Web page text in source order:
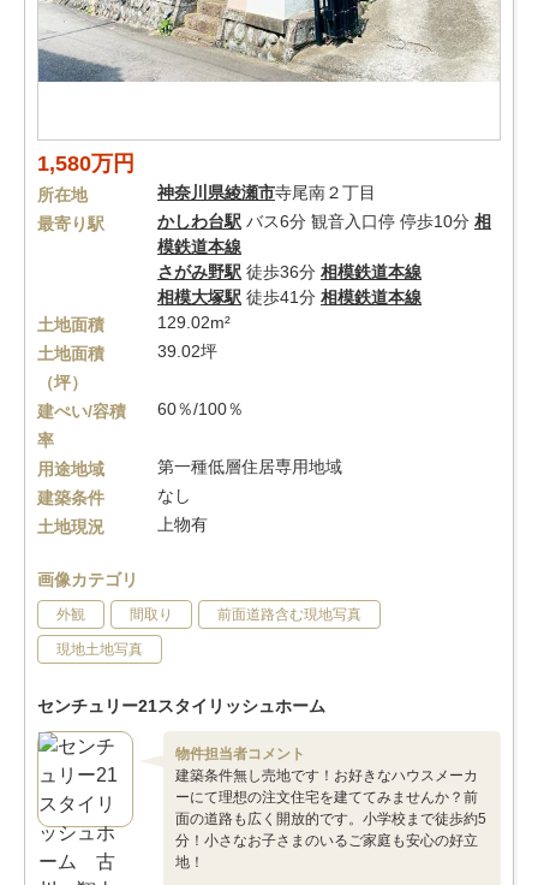
1,580万円
所在地 神奈川県綾瀬市寺尾南２丁目
最寄り駅
かしわ台駅 バス6分 観音入口停 停歩10分 相
模鉄道本線
さがみ野駅 徒歩36分 相模鉄道本線
相模大塚駅 徒歩41分 相模鉄道本線
土地面積
129.02m²
土地面積
（坪）
39.02坪
建ぺい/容積
率
60％/100％
用途地域
第一種低層住居専用地域
建築条件
なし
土地現況
上物有
画像カテゴリ
外観 間取り 前面道路含む現地写真
現地土地写真
センチュリー21スタイリッシュホーム
物件担当者コメント
建築条件無し売地です！お好きなハウスメーカ
ーにて理想の注文住宅を建ててみませんか？前
面の道路も広く開放的です。小学校まで徒歩約5
分！小さなお子さまのいるご家庭も安心の好立
地！